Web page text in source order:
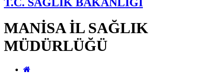
MANİSA İL SAĞLIK
MÜDÜRLÜĞÜ